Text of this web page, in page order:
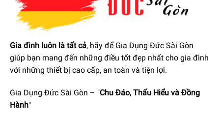
thích với cảm ứng ở bất cứ đâu bạn muốn.
Gia đình luôn là tất cả, hãy để Gia Dụng Đức Sài Gòn
giúp bạn mang đến những điều tốt đẹp nhất cho gia đình
với những thiết bị cao cấp, an toàn và tiện lợi.
Gia Dụng Đức Sài Gòn – "Chu Đáo, Thấu Hiểu và Đồng
Hành"